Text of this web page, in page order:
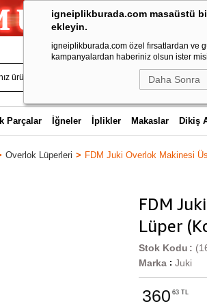
igneiplikburada.com masaüstü
ekleyin.
igneiplikburada.com özel fırsatlardan ve
kampanyalardan haberiniz olsun ister
Daha Sonra
Parçalar İğneler İplikler Makaslar Dikiş
Overlok Lüperleri FDM Juki Overlok Makinesi
FDM
Lüper
Stok Kodu
Marka : Juki
360 63 TL